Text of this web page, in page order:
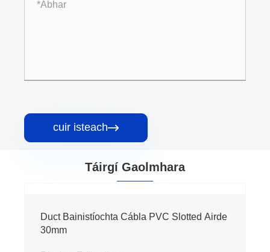
cuir isteach
Táirgí Gaolmhara
Duct Bainistíochta Cábla PVC Slotted Airde
30mm